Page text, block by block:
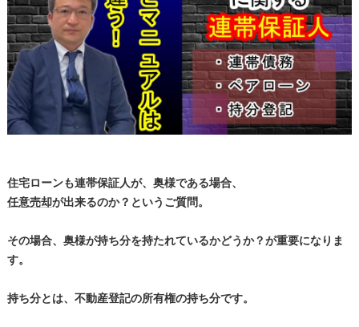
住宅ローンも連帯保証人が、奥様である場合、
任意売却が出来るのか？というご質問。
その場合、奥様が持ち分を持たれているかどうか？が重要になりま
す。
持ち分とは、不動産登記の所有権の持ち分です。